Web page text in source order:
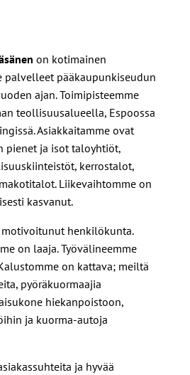
on kotimainen
palvelleet pääkaupunkiseudun
ajan. Toimipisteemme
teollisuusalueella, Espoossa
Asiakkaitamme ovat
pienet ja isot taloyhtiöt,
kerrostalot,
Liikevaihtomme on
kasvanut.
henkilökunta.
on laaja. Työvälineemme
on kattava; meiltä
pyöräkuormaajia
hiekanpoistoon,
ja kuorma-autoja
ja hyvää